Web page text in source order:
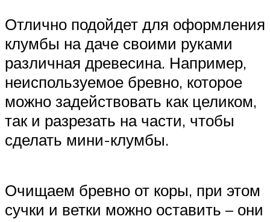
Отлично подойдет для оформления
клумбы на даче своими руками
различная древесина. Например,
неиспользуемое бревно, которое
можно задействовать как целиком,
так и разрезать на части, чтобы
сделать мини-клумбы.
Очищаем бревно от коры, при этом
сучки и ветки можно оставить – они